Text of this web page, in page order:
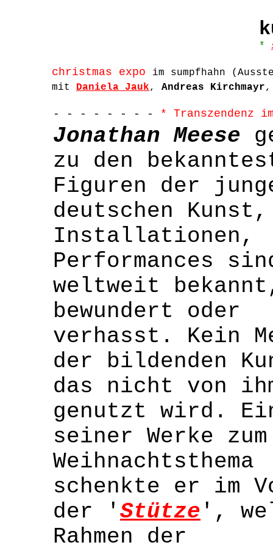
*
christmas expo
im sumpfhahn
mit Daniela Jauk, Andreas Kirchmayr
- - - - - - - - * Transzendenz
Jonathan Meese
zu den
Figuren der
deutschen
Installationen,
Performances
weltweit
bewundert oder
verhasst. Kein
der bildenden
das nicht von
genutzt wird.
seiner Werke zum
Weihnachtsthema
schenkte er im
der ' Stütze ',
Rahmen der